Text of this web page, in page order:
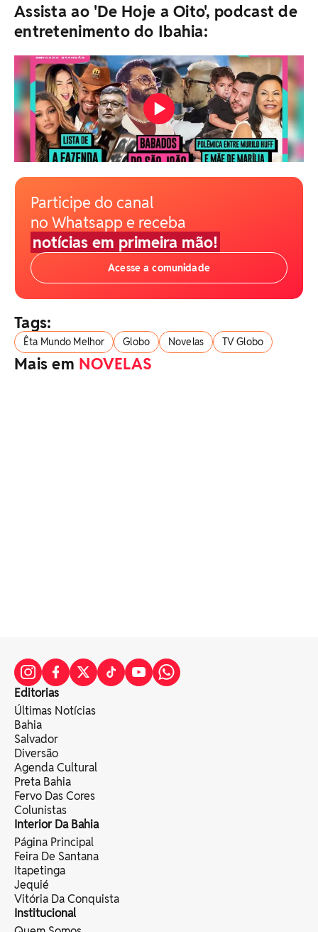
Assista ao 'De Hoje a Oito', podcast de
entretenimento do Ibahia:
Participe do canal
no Whatsapp e receba
notícias em primeira mão!
Acesse a comunidade
Tags:
Êta Mundo Melhor Globo Novelas TV Globo
Mais em NOVELAS
Editorias
Últimas Notícias
Bahia
Salvador
Diversão
Agenda Cultural
Preta Bahia
Fervo Das Cores
Colunistas
Interior Da Bahia
Página Principal
Feira De Santana
Itapetinga
Jequié
Vitória Da Conquista
Institucional